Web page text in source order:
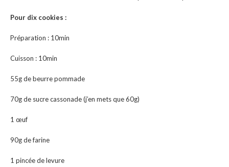
Pour dix cookies :
Préparation : 10min
Cuisson : 10min
55g de beurre pommade
70g de sucre cassonade (j’en mets que 60g)
1 œuf
90g de farine
1 pincée de levure